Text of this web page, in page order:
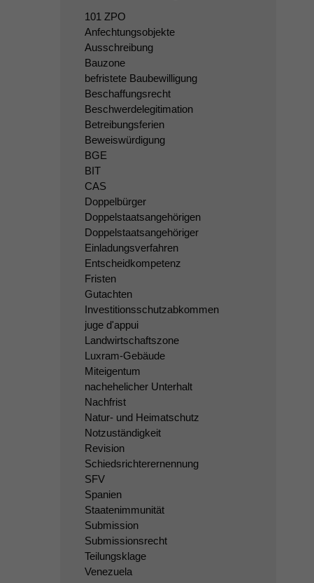
101 ZPO
Anfechtungsobjekte
Ausschreibung
Bauzone
befristete Baubewilligung
Beschaffungsrecht
Beschwerdelegitimation
Betreibungsferien
Beweiswürdigung
BGE
BIT
CAS
Doppelbürger
Doppelstaatsangehörigen
Doppelstaatsangehöriger
Einladungsverfahren
Entscheidkompetenz
Fristen
Gutachten
Investitionsschutzabkommen
juge d'appui
Landwirtschaftszone
Luxram-Gebäude
Miteigentum
nachehelicher Unterhalt
Nachfrist
Natur- und Heimatschutz
Notzuständigkeit
Revision
Schiedsrichterernennung
SFV
Spanien
Staatenimmunität
Submission
Submissionsrecht
Teilungsklage
Venezuela